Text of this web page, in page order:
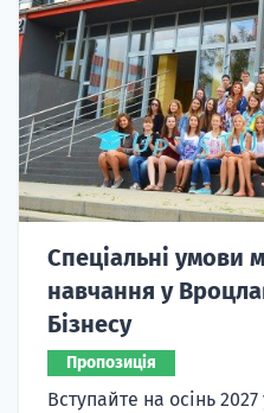
Спеціальні умови
навчання у
Бізнесу
Пропозиція
Вступайте на осінь